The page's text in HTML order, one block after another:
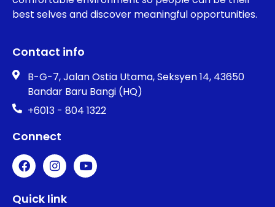
best selves and discover meaningful opportunities.
Contact info
B-G-7, Jalan Ostia Utama, Seksyen 14, 43650
Bandar Baru Bangi (HQ)
+6013 - 804 1322
Connect
Quick link